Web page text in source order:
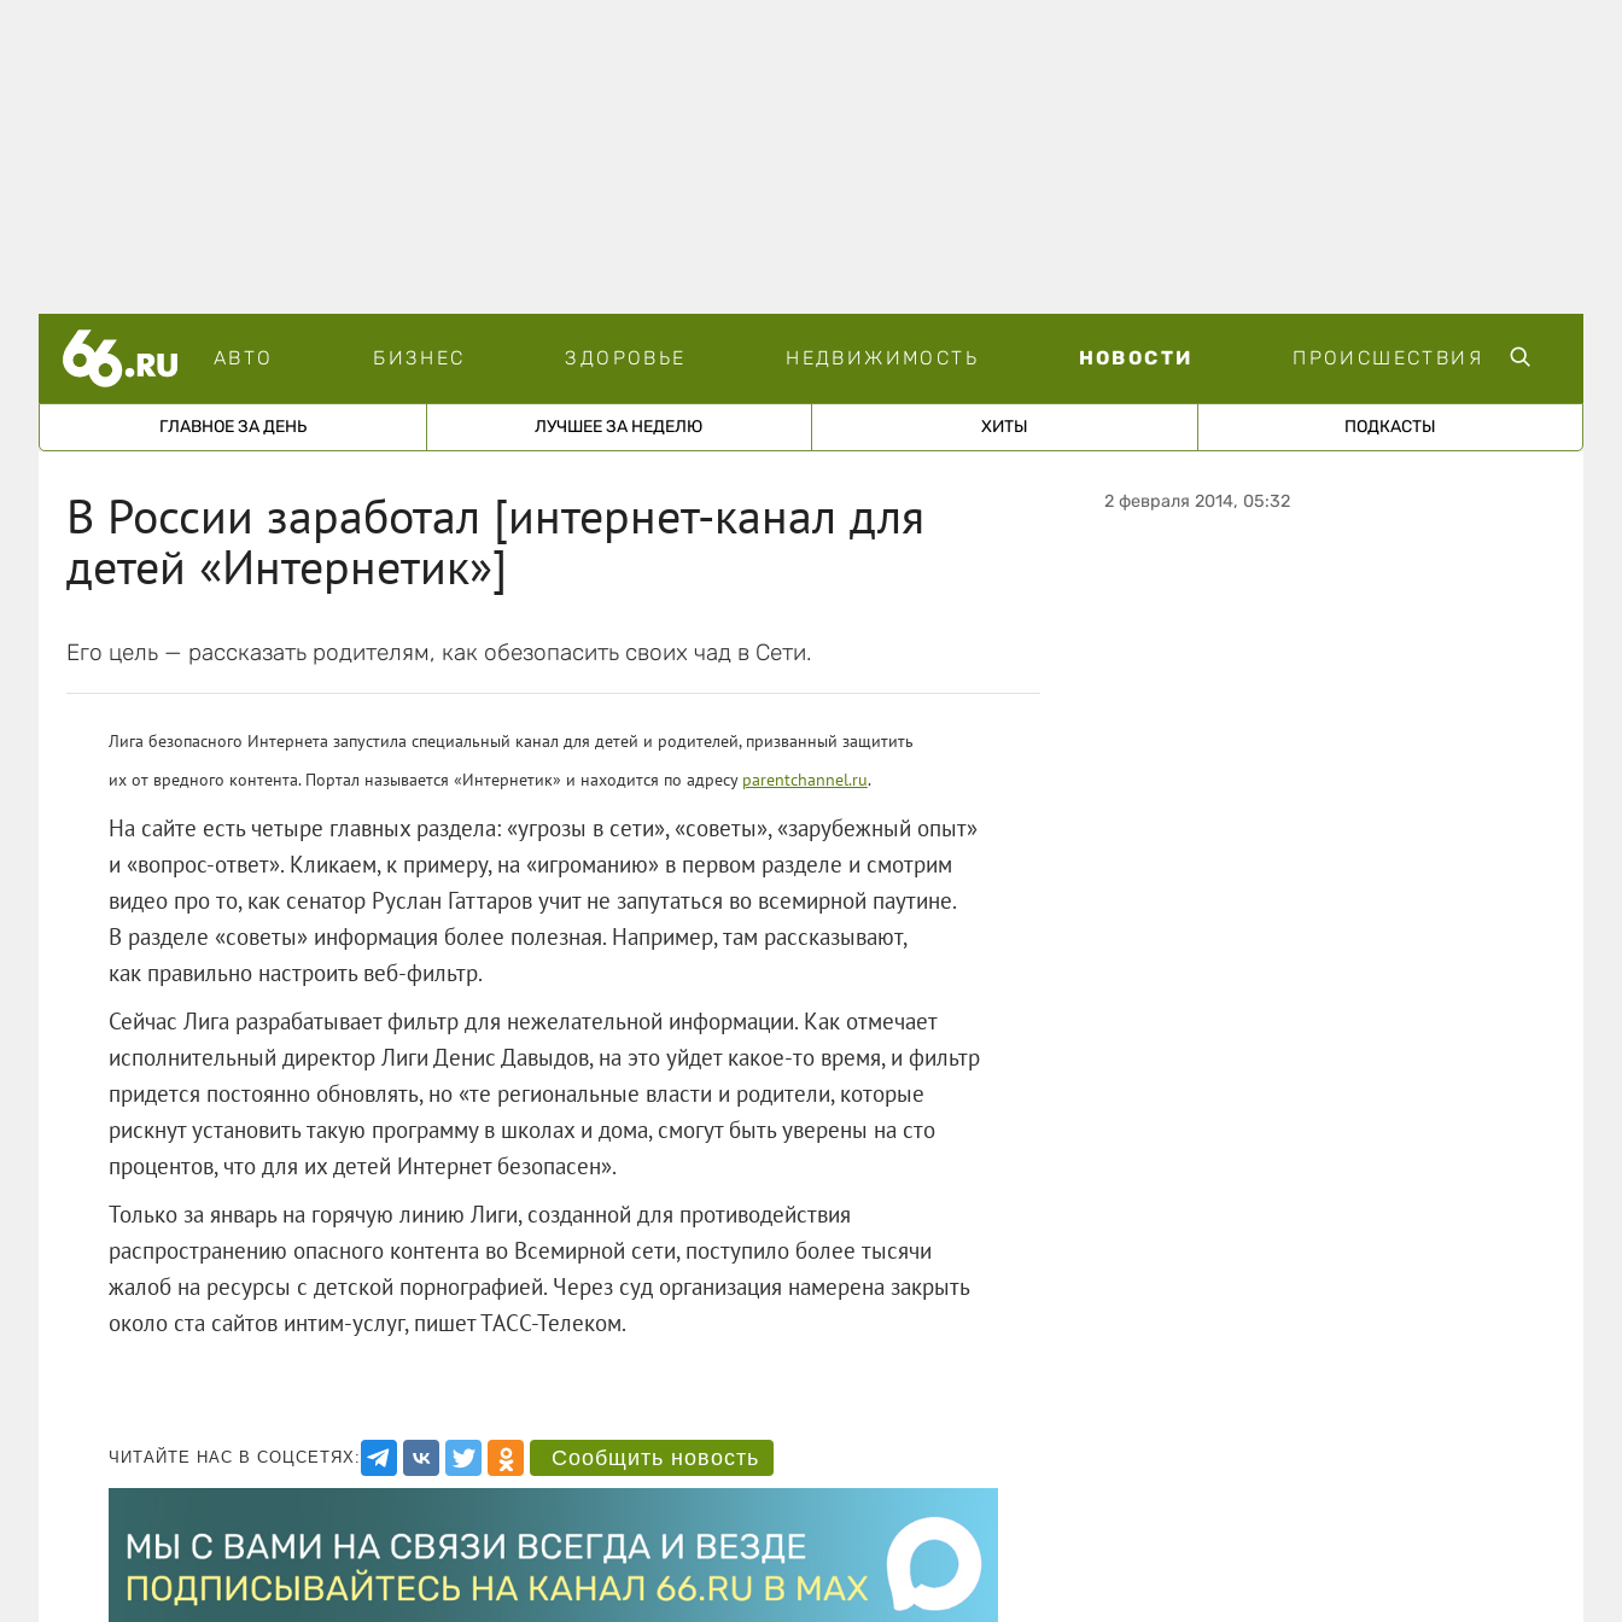
АВТО БИЗНЕС ЗДОРОВЬЕ НЕДВИЖИМОСТЬ НОВОСТИ ПРОИСШЕСТВИЯ
ГЛАВНОЕ ЗА ДЕНЬ ЛУЧШЕЕ ЗА НЕДЕЛЮ ХИТЫ ПОДКАСТЫ
В России заработал [интернет-канал для
детей «Интернетик»]
Его цель — рассказать родителям, как обезопасить своих чад в Сети.
Лига безопасного Интернета запустила специальный канал для детей и родителей, призванный защитить
их от вредного контента. Портал называется «Интернетик» и находится по адресу parentchannel.ru.
На сайте есть четыре главных раздела: «угрозы в сети», «советы», «зарубежный опыт»
и «вопрос-ответ». Кликаем, к примеру, на «игроманию» в первом разделе и смотрим
видео про то, как сенатор Руслан Гаттаров учит не запутаться во всемирной паутине.
В разделе «советы» информация более полезная. Например, там рассказывают,
как правильно настроить веб-фильтр.
Сейчас Лига разрабатывает фильтр для нежелательной информации. Как отмечает
исполнительный директор Лиги Денис Давыдов, на это уйдет какое-то время, и фильтр
придется постоянно обновлять, но «те региональные власти и родители, которые
рискнут установить такую программу в школах и дома, смогут быть уверены на сто
процентов, что для их детей Интернет безопасен».
Только за январь на горячую линию Лиги, созданной для противодействия
распространению опасного контента во Всемирной сети, поступило более тысячи
жалоб на ресурсы с детской порнографией. Через суд организация намерена закрыть
около ста сайтов интим-услуг, пишет ТАСС-Телеком.
ЧИТАЙТЕ НАС В СОЦСЕТЯХ: Сообщить новость
2 февраля 2014, 05:32